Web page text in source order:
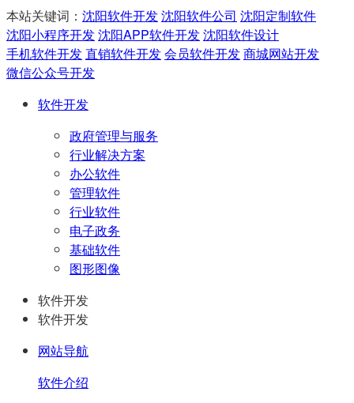
本站关键词： 沈阳软件开发沈阳软件公司 沈阳定制软件
沈阳小程序开发沈阳APP软件开发沈阳软件设计
手机软件开发直销软件开发会员软件开发商城网站开发
微信公众号开发
软件开发
政府管理与服务
行业解决方案
办公软件
管理软件
行业软件
电子政务
基础软件
图形图像
软件开发
软件开发
网站导航
软件介绍